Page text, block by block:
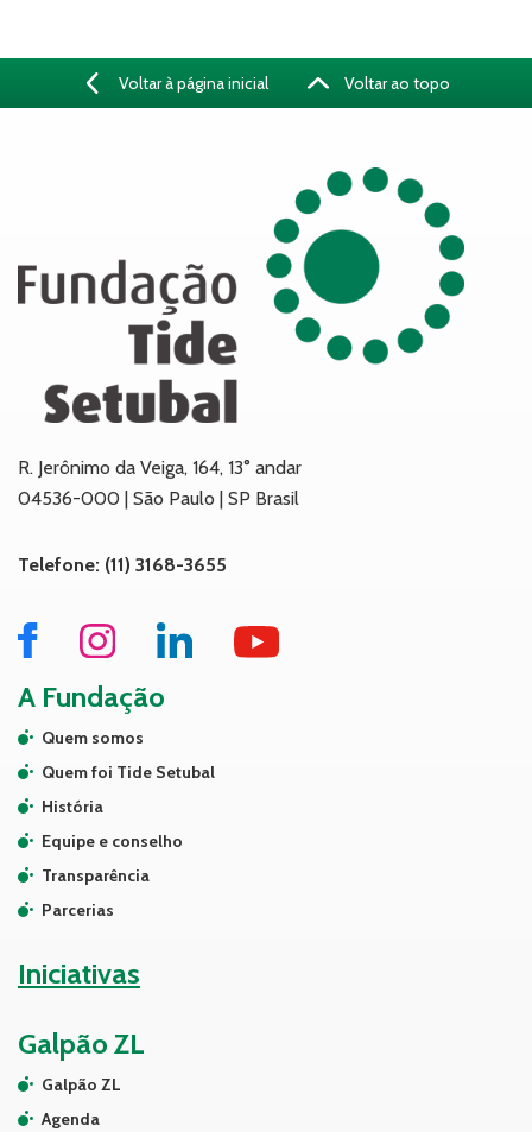
Voltar à página inicial Voltar ao topo
R. Jerônimo da Veiga, 164, 13° andar
04536-000 | São Paulo | SP Brasil
Telefone: (11) 3168-3655
A Fundação
Quem somos
Quem foi Tide Setubal
História
Equipe e conselho
Transparência
Parcerias
Iniciativas
Galpão ZL
Galpão ZL
Agenda